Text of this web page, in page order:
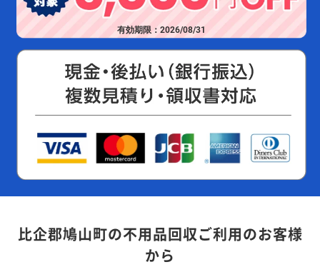
有効期限：2026/08/31
比企郡鳩山町の不用品回収ご利用のお客様
から